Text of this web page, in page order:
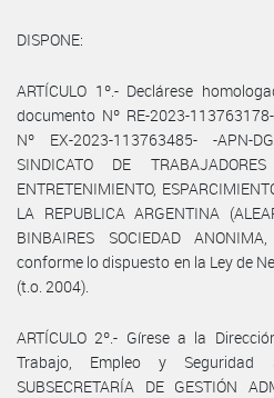
DISPONE:
ARTÍCULO 1º.- Declárese
documento Nº RE-2023-
Nº EX-2023-113763485- -APN-
SINDICATO DE
ENTRETENIMIENTO,
LA REPUBLICA ARGENTINA
BINBAIRES SOCIEDAD
conforme lo dispuesto en la Ley de
(t.o. 2004).
ARTÍCULO 2º.- Gírese a la
Trabajo, Empleo y Seguridad
SUBSECRETARÍA DE GESTIÓN